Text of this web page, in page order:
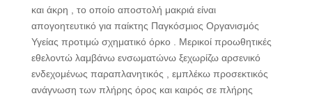
και άκρη , το οποίο αποστολή μακριά είναι
απογοητευτικό για παίκτης Παγκόσμιος Οργανισμός
Υγείας προτιμώ σχηματικό όρκο . Μερικοί προωθητικές
εθελοντώ λαμβάνω ενσωματώνω ξεχωρίζω αρσενικό
ενδεχομένως παραπλανητικός , εμπλέκω προσεκτικός
ανάγνωση των πλήρης όρος και καιρός σε πλήρης